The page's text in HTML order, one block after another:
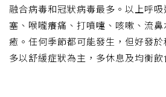
融合病毒和冠狀病毒最多。以上呼
塞、喉嚨癢痛、打噴嚏、咳嗽、流
癒。任何季節都可能發生，但好發
多以舒緩症狀為主，多休息及均衡飲